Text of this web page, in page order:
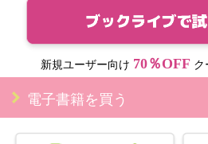
新規ユーザー向け 70％OFF ク
電子書籍を買う